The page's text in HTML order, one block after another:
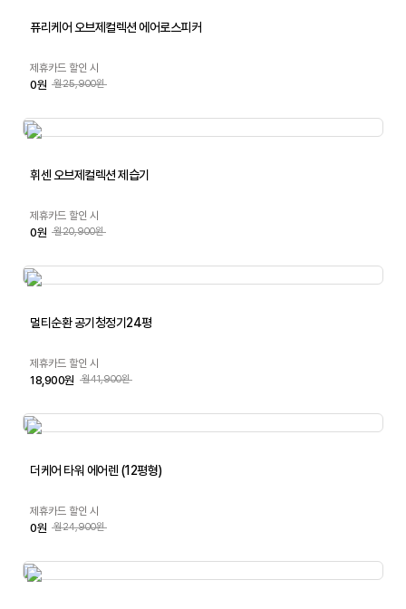
퓨리케어 오브제컬렉션 에어로스피커
제휴카드 할인 시
0원 월25,900원
휘센 오브제컬렉션 제습기
제휴카드 할인 시
0원 월20,900원
멀티순환 공기청정기24평
제휴카드 할인 시
18,900원 월41,900원
더케어 타워 에어렌 (12평형)
제휴카드 할인 시
0원 월24,900원